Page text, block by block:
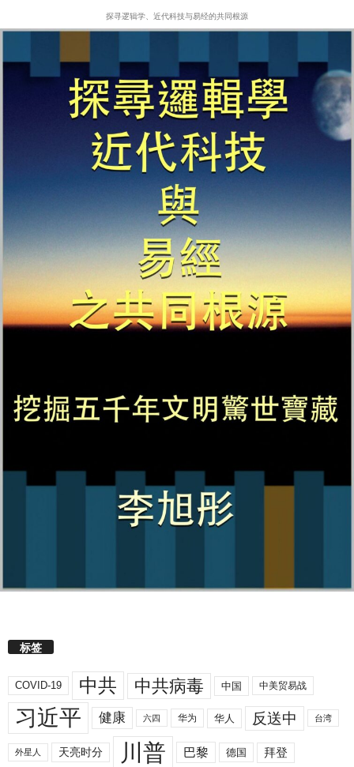
探寻逻辑学、近代科技与易经的共同根源
标签
COVID-19 中共 中共病毒 中国 中美贸易战
习近平 健康 六四 华为 华人 反送中 台湾
外星人 天亮时分 川普 巴黎 德国 拜登